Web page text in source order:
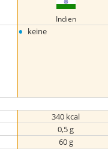
Indien
• keine
340 kcal
0,5 g
60 g